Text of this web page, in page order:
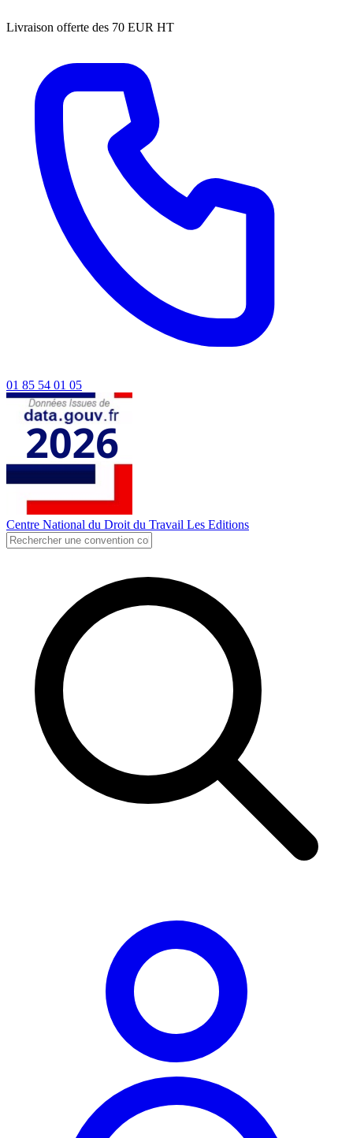
Livraison offerte des 70 EUR HT
01 85 54 01 05
Centre National du Droit du Travail Les Editions